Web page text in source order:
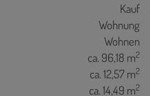
Kauf
Wohnung
Wohnen
ca. 96,18 m2
ca. 12,57 m2
ca. 14,49 m2